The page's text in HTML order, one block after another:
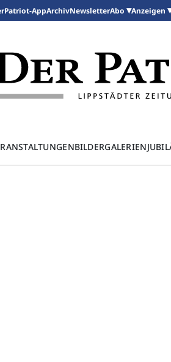
Patriot-AppArchivNewsletterAbo Anzeigen
BILDERGALERIEN